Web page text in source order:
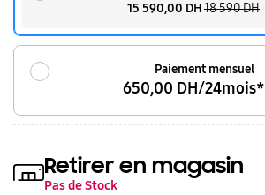
15 590,00 DH18 590 DH
Paiement mensuel
650,00 DH/24mois*
Retirer en magasin
Pas de Stock